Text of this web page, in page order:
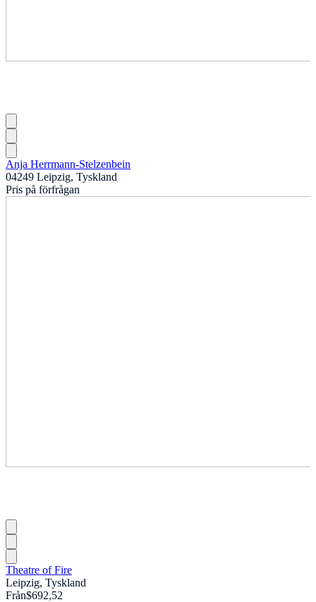
Anja Herrmann-Stelzenbein
04249 Leipzig, Tyskland
Pris på förfrågan
Theatre of Fire
Leipzig, Tyskland
Från$692,52